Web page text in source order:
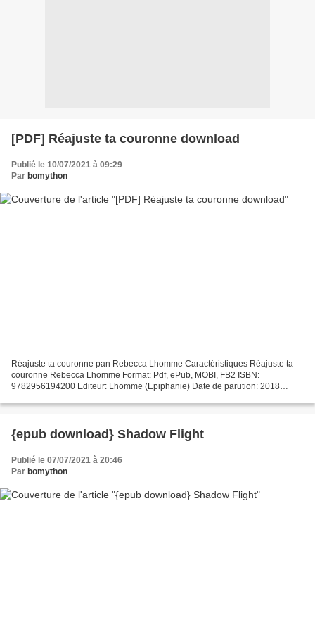
[PDF] Réajuste ta couronne download
Publié le 10/07/2021 à 09:29
Par bomython
Réajuste ta couronne pan Rebecca Lhomme Caractéristiques Réajuste ta
couronne Rebecca Lhomme Format: Pdf, ePub, MOBI, FB2 ISBN:
9782956194200 Editeur: Lhomme (Epiphanie) Date de parution: 2018
{epub download} Shadow Flight
Publié le 07/07/2021 à 20:46
Par bomython